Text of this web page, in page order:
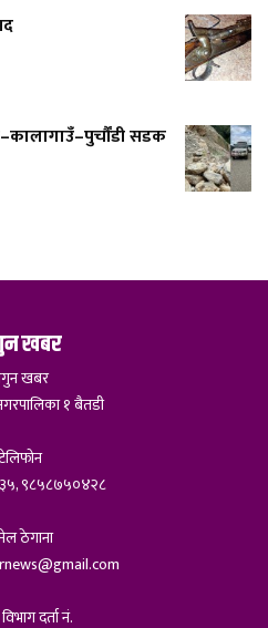
सडक
खबर
खबर
१ बैतडी
९८५८७५०४२८
ठेगाना
दर्ता नं.